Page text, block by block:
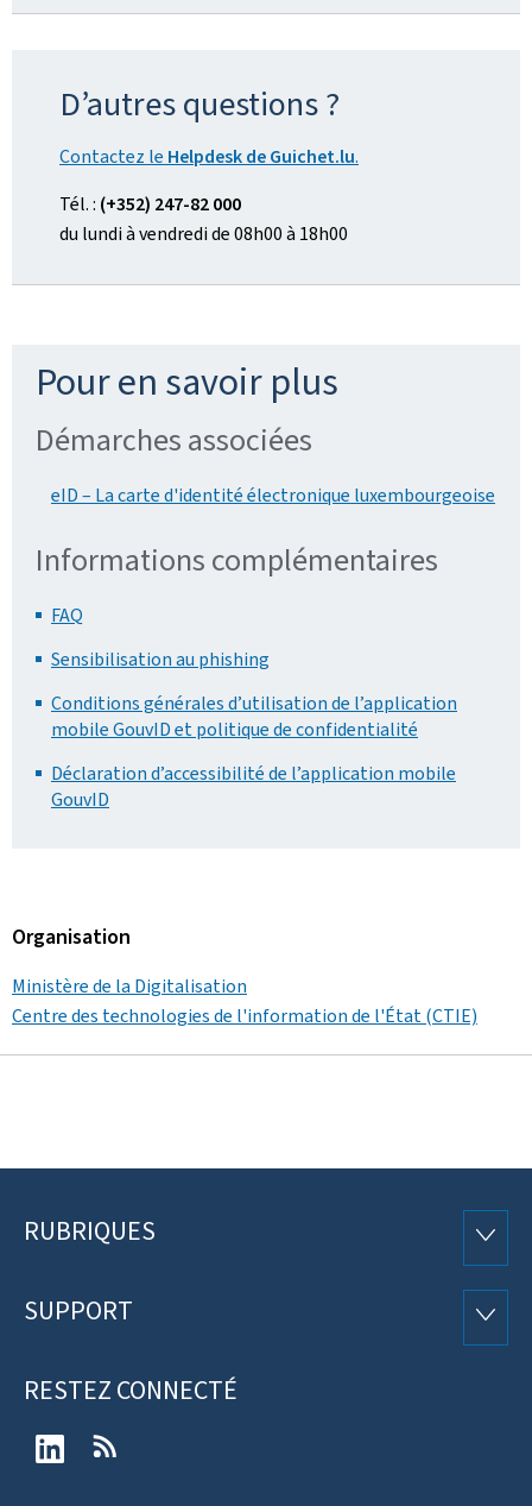
D’autres questions ?
Contactez le Helpdesk de Guichet.lu.
Tél. : (+352) 247-82 000
du lundi à vendredi de 08h00 à 18h00
Pour en savoir plus
Démarches associées
eID – La carte d'identité électronique luxembourgeoise
Informations complémentaires
FAQ
Sensibilisation au phishing
Conditions générales d’utilisation de l’application
mobile GouvID et politique de confidentialité
Déclaration d’accessibilité de l’application mobile
GouvID
Organisation
Ministère de la Digitalisation
Centre des technologies de l'information de l'État (CTIE)
Pied
page
RUBRIQUES
SUPPORT
RESTEZ CONNECTÉ
LinkedIn